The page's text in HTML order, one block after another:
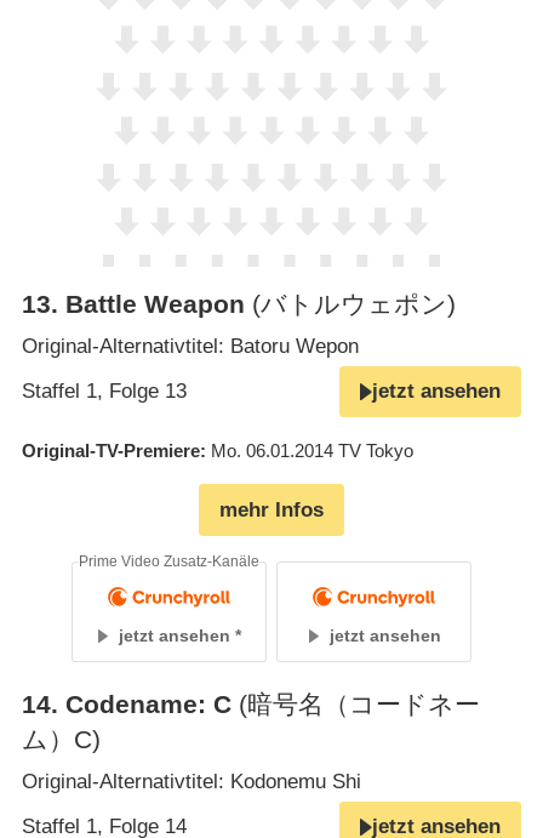
13. Battle Weapon (バトルウェポン)
Original-Alternativtitel: Batoru Wepon
Staffel 1, Folge 13
jetzt ansehen
Original-TV-Premiere Mo. 06.01.2014 TV Tokyo
mehr Infos
jetzt ansehen
Prime Video Zusatz-Kanäle
jetzt ansehen
14. Codename: C (暗号名（コードネー
ム）C)
Original-Alternativtitel: Kodonemu Shi
Staffel 1, Folge 14
jetzt ansehen